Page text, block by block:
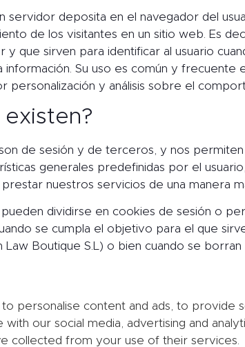
servidor deposita en el navegador del
de los visitantes en un sitio web. Es
que sirven para identificar al usuario
Su uso es común y frecuente
personalización y análisis sobre el
de sesión y de terceros, y nos
generales predefinidas por el
nuestros servicios de una manera
dividirse en cookies de sesión o
se cumpla el objetivo para el que
Boutique S.L) o bien cuando se borran
personalise content and ads, to provide
our social media, advertising and
collected from your use of their services.